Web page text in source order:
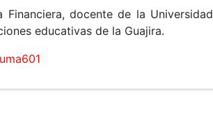
docente de la Universidad
educativas de la Guajira.